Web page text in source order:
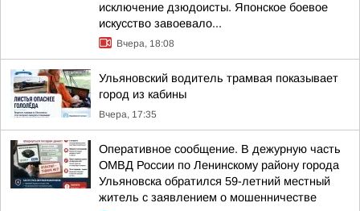
исключение дзюдоисты. Японское боевое
искусство завоевало...
Вчера, 18:08
Ульяновский водитель трамвая показывает
город из кабины
Вчера, 17:35
Оперативное сообщение. В дежурную часть
ОМВД России по Ленинскому району города
Ульяновска обратился 59-летний местный
житель с заявлением о мошенничестве